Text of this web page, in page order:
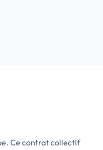
Ce contrat collectif